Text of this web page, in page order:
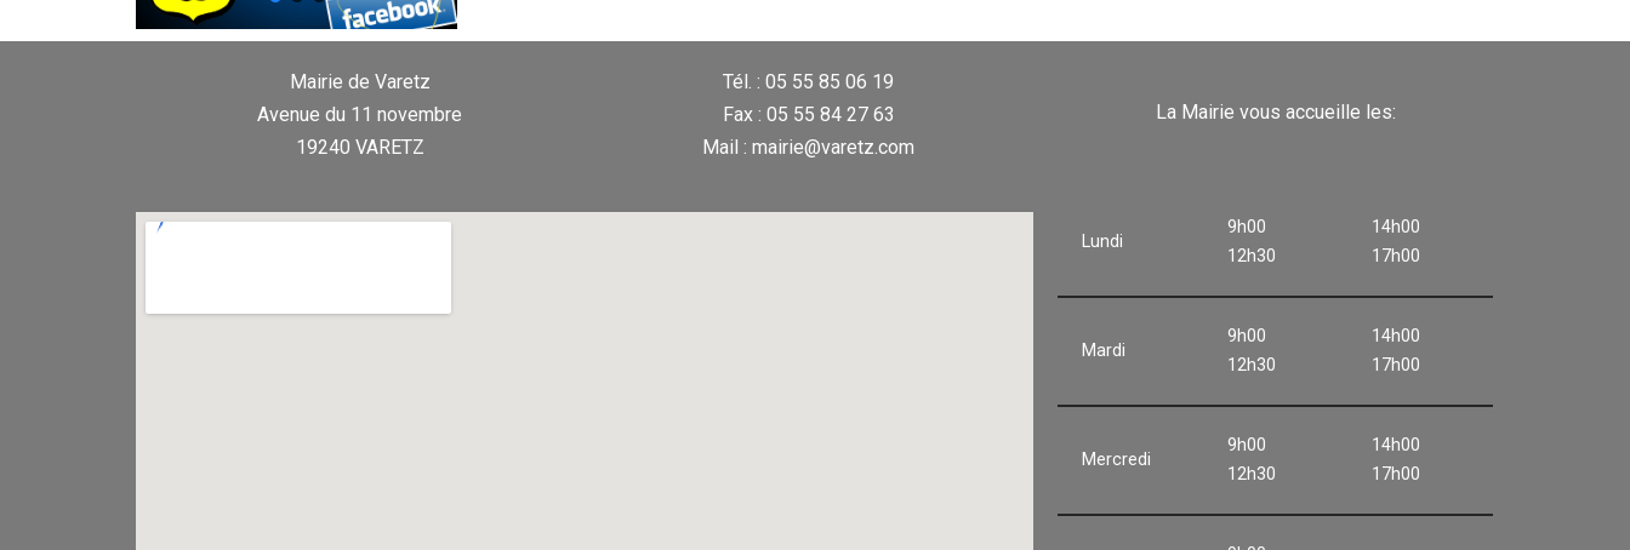
Mairie de Varetz
Avenue du 11 novembre
19240 VARETZ
Tél. : 05 55 85 06 19
Fax : 05 55 84 27 63
Mail : mairie@varetz.com
La Mairie vous accueille les:
Lundi
9h00
12h30
14h00
17h00
Mardi
9h00
12h30
14h00
17h00
Mercredi
9h00
12h30
14h00
17h00